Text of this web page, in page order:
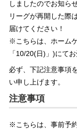
しましたのでお知ら
リーグが再開した際
届けてください！
※こちらは、ホーム
「10/20(日)」)にて
必ず、下記注意事項
い申し上げます。
注意事項
※こちらは、事前予